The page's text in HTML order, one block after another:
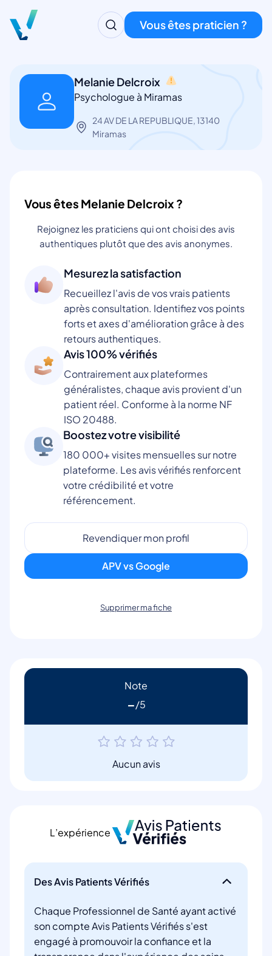
Vous êtes praticien ?
Melanie Delcroix
Psychologue à Miramas
24 AV DE LA REPUBLIQUE, 13140
Miramas
Vous êtes Melanie Delcroix ?
Rejoignez les praticiens qui ont choisi des avis
authentiques plutôt que des avis anonymes.
Mesurez la satisfaction
Recueillez l'avis de vos vrais patients
après consultation. Identifiez vos points
forts et axes d'amélioration grâce à des
retours authentiques.
Avis 100% vérifiés
Contrairement aux plateformes
généralistes, chaque avis provient d'un
patient réel. Conforme à la norme NF
ISO 20488.
Boostez votre visibilité
180 000+ visites mensuelles sur notre
plateforme. Les avis vérifiés renforcent
votre crédibilité et votre
référencement.
Revendiquer mon profil
APV vs Google
Supprimer ma fiche
Note
-
Aucun avis
L’expérience
Des Avis Patients Vérifiés
Chaque Professionnel de Santé ayant activé
son compte Avis Patients Vérifiés s'est
engagé à promouvoir la confiance et la